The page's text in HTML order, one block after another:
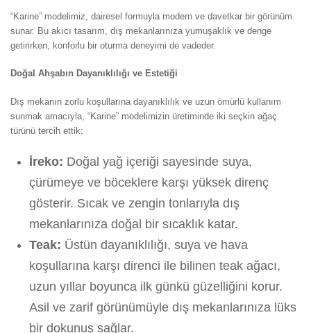
“Karine” modelimiz, dairesel formuyla modern ve davetkar bir görünüm
sunar. Bu akıcı tasarım, dış mekanlarınıza yumuşaklık ve denge
getirirken, konforlu bir oturma deneyimi de vadeder.
Doğal Ahşabın Dayanıklılığı ve Estetiği
Dış mekanın zorlu koşullarına dayanıklılık ve uzun ömürlü kullanım
sunmak amacıyla, “Karine” modelimizin üretiminde iki seçkin ağaç
türünü tercih ettik:
İreko: Doğal yağ içeriği sayesinde suya,
çürümeye ve böceklere karşı yüksek direnç
gösterir. Sıcak ve zengin tonlarıyla dış
mekanlarınıza doğal bir sıcaklık katar.
Teak: Üstün dayanıklılığı, suya ve hava
koşullarına karşı direnci ile bilinen teak ağacı,
uzun yıllar boyunca ilk günkü güzelliğini korur.
Asil ve zarif görünümüyle dış mekanlarınıza lüks
bir dokunuş sağlar.